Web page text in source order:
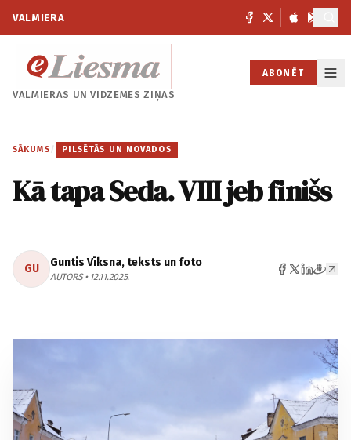
VALMIERA
VALMIERAS UNVIDZEMES ZIŅAS
ABONĒT
SĀKUMS / PILSĒTĀS UN NOVADOS
Kā tapa Seda. VIII jeb finišs
GU Guntis Vīksna, teksts un foto
AUTORS • 12.11.2025.